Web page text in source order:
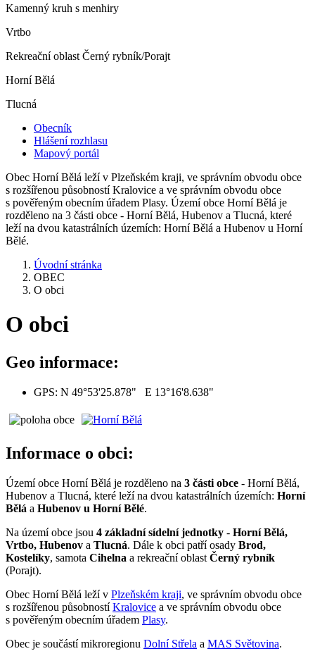
Kamenný kruh s menhiry
Vrtbo
Rekreační oblast Černý rybník/Porajt
Horní Bělá
Tlucná
Obecník
Hlášení rozhlasu
Mapový portál
Obec Horní Bělá leží v Plzeňském kraji, ve správním obvodu obce
s rozšířenou působností Kralovice a ve správním obvodu obce
s pověřeným obecním úřadem Plasy. Území obce Horní Bělá je
rozděleno na 3 části obce - Horní Bělá, Hubenov a Tlucná, které
leží na dvou katastrálních územích: Horní Bělá a Hubenov u Horní
Bělé.
Úvodní stránka
OBEC
O obci
O obci
Geo informace:
GPS: N 49°53'25.878" E 13°16'8.638"
Informace o obci:
Území obce Horní Bělá je rozděleno na 3 části obce - Horní Bělá,
Hubenov a Tlucná, které leží na dvou katastrálních územích: Horní
Bělá a Hubenov u Horní Bělé.
Na území obce jsou 4 základní sídelní jednotky - Horní Bělá,
Vrtbo, Hubenov a Tlucná. Dále k obci patří osady Brod,
Kostelíky, samota Cihelna a rekreační oblast Černý rybník
(Porajt).
Obec Horní Bělá leží v Plzeňském kraji, ve správním obvodu obce
s rozšířenou působnostíKralovice a ve správním obvodu obce
s pověřeným obecním úřadem Plasy.
Obec je součástí mikroregionu Dolní Střela a MAS Světovina.